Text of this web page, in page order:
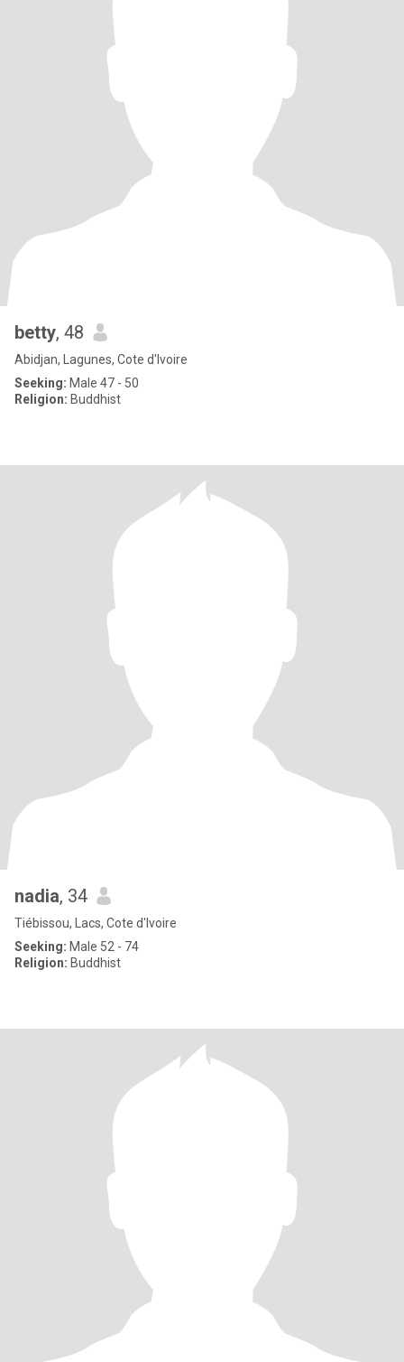
betty, 48
Abidjan, Lagunes, Cote d'Ivoire
Seeking: Male 47 - 50
Religion: Buddhist
nadia, 34
Tiébissou, Lacs, Cote d'Ivoire
Seeking: Male 52 - 74
Religion: Buddhist